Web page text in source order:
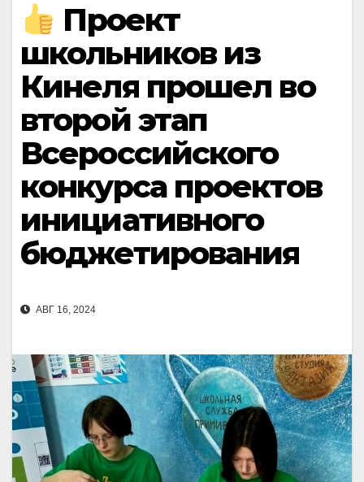
Проект
школьников из
Кинеля прошел во
второй этап
Всероссийского
конкурса проектов
инициативного
бюджетирования
АВГ 16, 2024